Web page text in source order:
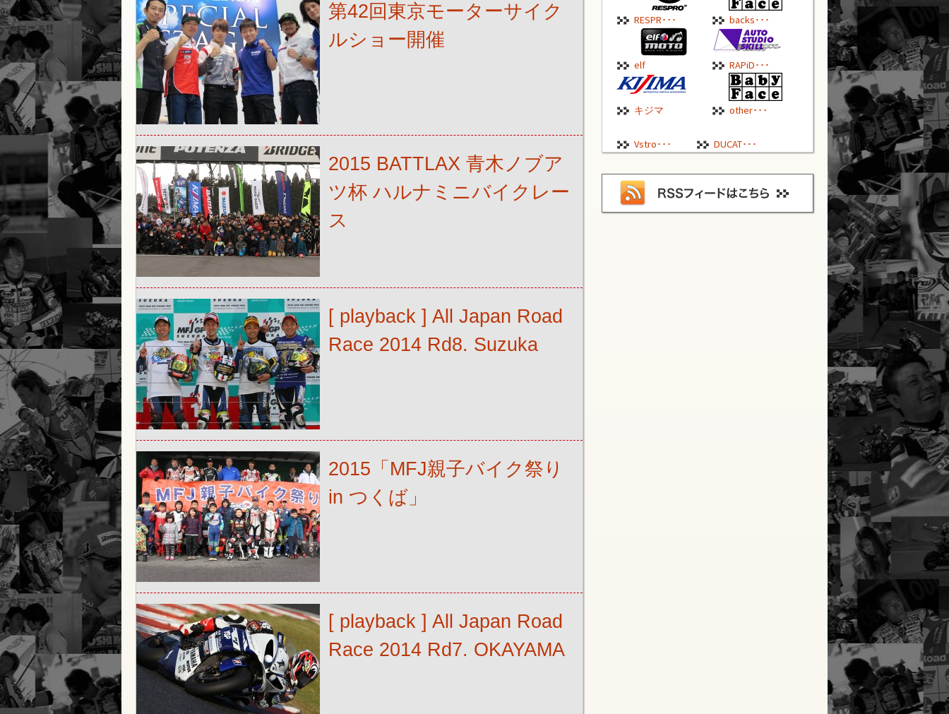
第42回東京モーターサイク
ルショー開催
2015 BATTLAX 青木ノブア
ツ杯 ハルナミニバイクレー
ス
[ playback ] All Japan Road
Race 2014 Rd8. Suzuka
2015「MFJ親子バイク祭り
in つくば」
[ playback ] All Japan Road
Race 2014 Rd7. OKAYAMA
RESPR･･･ backs･･･
elf RAPiD･･･
キジマ other･･･
Vstro･･･ DUCAT･･･